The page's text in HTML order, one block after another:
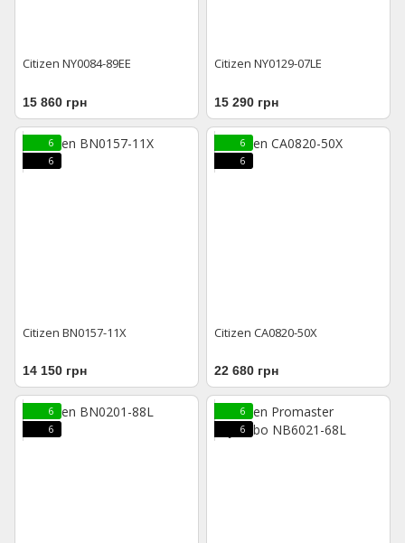
Citizen NY0084-89EE
15 860 грн
Citizen NY0129-07LE
15 290 грн
6
6
Citizen BN0157-11X
14 150 грн
6
6
Citizen CA0820-50X
22 680 грн
6
6
6
6